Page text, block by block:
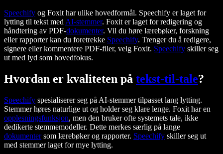
Speechify og Foxit har ulike hovedformål. Speechify er laget for
lytting til tekst med AI-stemmer. Foxit er laget for redigering og
håndtering av PDF-dokumenter. Vil du høre lærebøker, forskning
eller rapporter kan du foretrekke Speechify. Trenger du å redigere,
signere eller kommentere PDF-filer, velg Foxit. Speechify skiller seg
ut med lyd som hovedfokus.
Hvordan er kvaliteten på tekst-til-tale?
Speechify spesialiserer seg på AI-stemmer tilpasset lang lytting.
Stemmer høres naturlige ut og holder seg klare lenge. Foxit har en
opplesningsfunksjon, men den bruker ofte systemets tale, ikke
dedikerte stemmemodeller. Dette merkes særlig på lange
dokumentersom lærebøker og rapporter. Speechify skiller seg ut
med stemmer laget for mye lytting.